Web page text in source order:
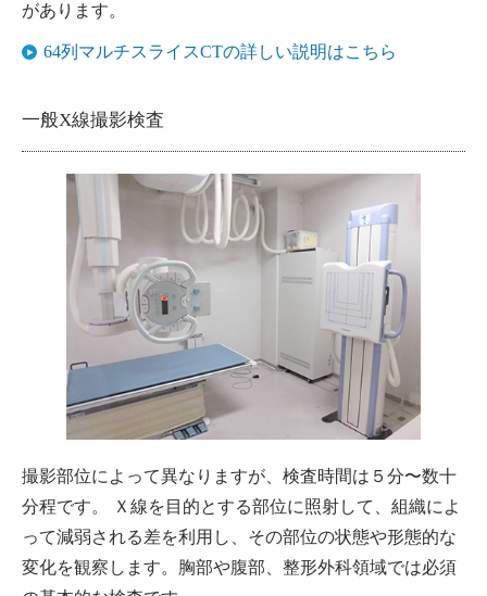
があります。
64列マルチスライスCTの詳しい説明はこちら
一般X線撮影検査
撮影部位によって異なりますが、検査時間は５分〜数十
分程です。 Ｘ線を目的とする部位に照射して、組織によ
って減弱される差を利用し、その部位の状態や形態的な
変化を観察します。胸部や腹部、整形外科領域では必須